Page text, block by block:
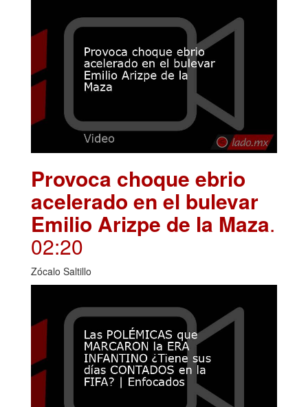
Provoca choque ebrio
acelerado en el bulevar
Emilio Arizpe de la Maza.
02:20
Zócalo Saltillo